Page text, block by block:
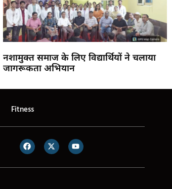
नशामुक्त समाज के लिए विद्यार्थियों ने चलाया
जागरूकता अभियान
Fitness